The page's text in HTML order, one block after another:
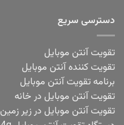
دسترسی سریع
تقویت آنتن موبایل
تقویت کننده آنتن موبایل
برنامه تقویت آنتن موبایل
تقویت آنتن موبایل در خانه
تقویت آنتن موبایل در زیر زمین